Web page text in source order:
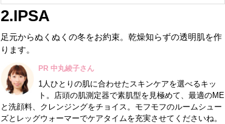
2.IPSA
足元からぬくぬくの冬をお約束。乾燥知らずの透明肌を作
ります。
PR 中丸綾子さん
1人ひとりの肌に合わせたスキンケアを選べるキッ
ト。店頭の肌測定器で素肌型を見極めて、最適のME
と洗顔料、クレンジングをチョイス。モフモフのルームシュー
ズとレッグウォーマーでケアタイムを充実させてくださいね。